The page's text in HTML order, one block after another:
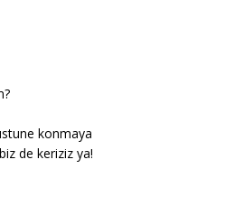
konmaya
biz de keriziz ya!